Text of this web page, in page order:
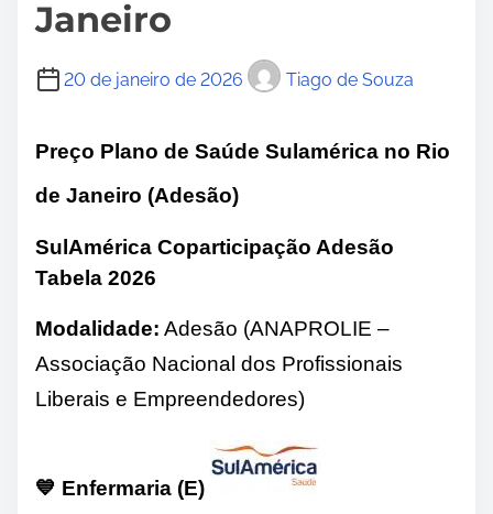
Janeiro
20 de janeiro de 2026 Tiago de Souza
Preço Plano de Saúde Sulamérica no Rio
de Janeiro (Adesão)
SulAmérica Coparticipação Adesão
Tabela 2026
Modalidade: Adesão (ANAPROLIE –
Associação Nacional dos Profissionais
Liberais e Empreendedores)
💙 Enfermaria (E)